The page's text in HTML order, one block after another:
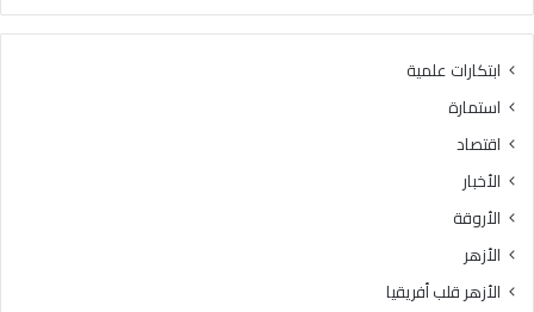
ابتكارات علمية
استمارة
اقتصاد
الأخبار
الأروقة
الأزهر
الأزهر قلب أفريقيا